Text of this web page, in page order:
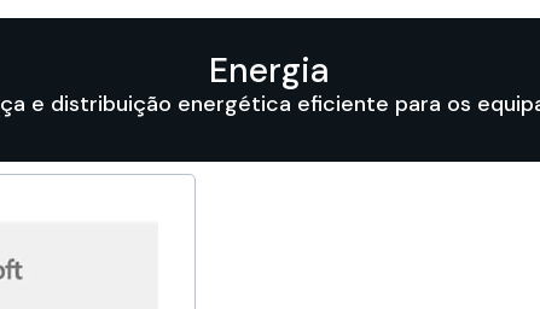
Energia
e distribuição energética eficiente para os